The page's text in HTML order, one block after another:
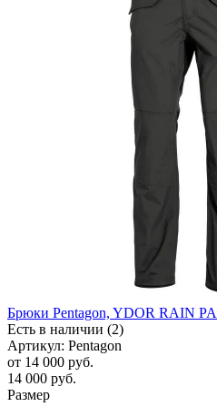
Брюки Pentagon, YDOR RAIN
Есть в наличии (2)
Артикул: Pentagon
от 14 000 руб.
14 000 руб.
Размер